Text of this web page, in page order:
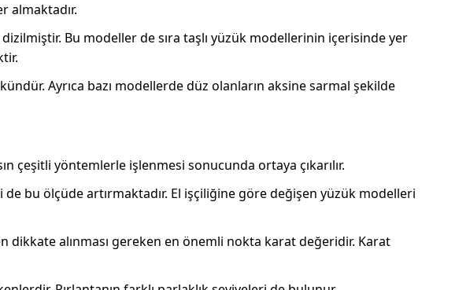
almaktadır.
Bu modeller de sıra taşlı yüzük modellerinin içerisinde yer
Ayrıca bazı modellerde düz olanların aksine sarmal şekilde
çeşitli yöntemlerle işlenmesi sonucunda ortaya çıkarılır.
de bu ölçüde artırmaktadır. El işçiliğine göre değişen yüzük modelleri
dikkate alınması gereken en önemli nokta karat değeridir. Karat